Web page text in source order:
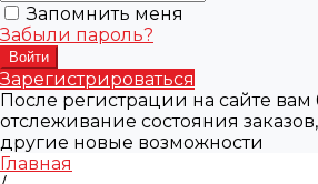
Запомнить меня
Забыли пароль?
Зарегистрироваться
После регистрации на сайте вам
отслеживание состояния
другие новые возможности
Главная